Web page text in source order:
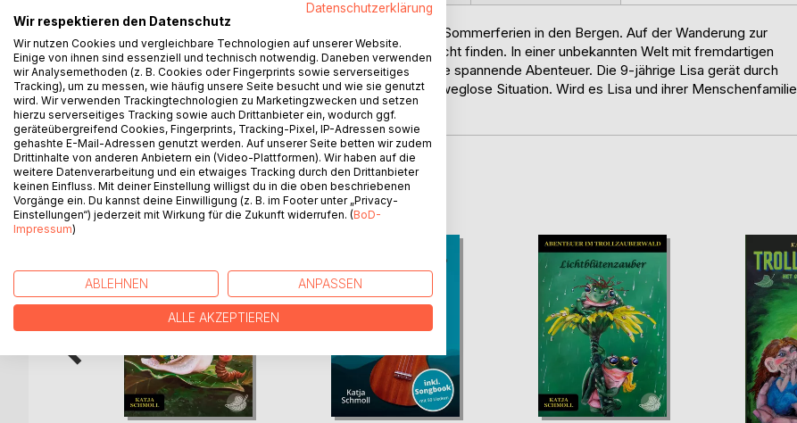
Lisa verbringt mit ihren Eltern und dem kleinen Bruder die Sommerferien in den Bergen. Auf der Wanderung zur
Birkhöhe verirrt sich die Familie und kann den Rückweg nicht finden. In einer unbekannten Welt mit fremdartigen
Wesen wie Trolle und Blumenelfen erlebt die kleine Familie spannende Abenteuer. Die 9-jährige Lisa gerät durch
einen Trollzauber in große Gefahr und eine scheinbar ausweglose Situation. Wird es Lisa und ihrer Menschenfamilie
gelingen den Zauber wieder rückgängig zu machen?
WEITERE TITEL BEIBoD
Datenschutzerklärung
Wir respektieren den Datenschutz
Wir nutzen Cookies und vergleichbare Technologien auf unserer Website.
Einige von ihnen sind essenziell und technisch notwendig. Daneben verwenden
wir Analysemethoden (z. B. Cookies oder Fingerprints sowie serverseitiges
Tracking), um zu messen, wie häufig unsere Seite besucht und wie sie genutzt
wird. Wir verwenden Trackingtechnologien zu Marketingzwecken und setzen
hierzu serverseitiges Tracking sowie auch Drittanbieter ein, wodurch ggf.
geräteübergreifend Cookies, Fingerprints, Tracking-Pixel, IP-Adressen sowie
gehashte E-Mail-Adressen genutzt werden. Auf unserer Seite betten wir zudem
Drittinhalte von anderen Anbietern ein (Video-Plattformen). Wir haben auf die
weitere Datenverarbeitung und ein etwaiges Tracking durch den Drittanbieter
keinen Einfluss. Mit deiner Einstellung willigst du in die oben beschriebenen
Vorgänge ein. Du kannst deine Einwilligung (z. B. im Footer unter „Privacy-
Einstellungen“) jederzeit mit Wirkung für die Zukunft widerrufen. (BoD-
Impressum)
ABLEHNEN ANPASSEN
ALLE AKZEPTIEREN